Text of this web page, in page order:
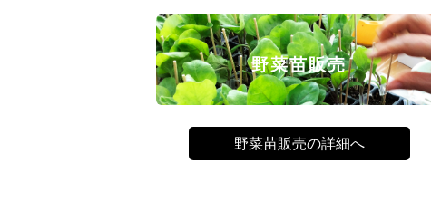
野菜苗販売
野菜苗販売の詳細へ